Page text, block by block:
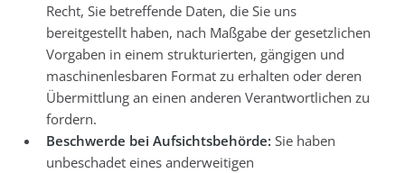
Recht, Sie betreffende Daten, die Sie uns
bereitgestellt haben, nach Maßgabe der gesetzlichen
Vorgaben in einem strukturierten, gängigen und
maschinenlesbaren Format zu erhalten oder deren
Übermittlung an einen anderen Verantwortlichen zu
fordern.
Beschwerde bei Aufsichtsbehörde: Sie haben
unbeschadet eines anderweitigen